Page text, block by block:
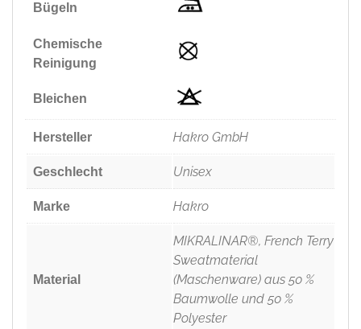
Bügeln
Chemische
Reinigung
Bleichen
Hersteller Hakro GmbH
Geschlecht Unisex
Marke Hakro
Material
MIKRALINAR®, French Terry
Sweatmaterial
(Maschenware) aus 50 %
Baumwolle und 50 %
Polyester